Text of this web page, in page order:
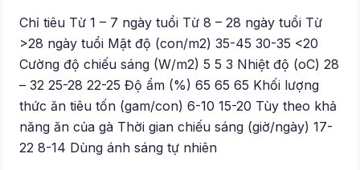
Chỉ tiêu Từ 1 – 7 ngày tuổi Từ 8 – 28 ngày tuổi Từ
>28 ngày tuổi Mật độ (con/m2) 35-45 30-35 <20
Cường độ chiếu sáng (W/m2) 5 5 3 Nhiệt độ (oC) 28
– 32 25-28 22-25 Độ ẩm (%) 65 65 65 Khối lượng
thức ăn tiêu tốn (gam/con) 6-10 15-20 Tùy theo khả
năng ăn của gà Thời gian chiếu sáng (giờ/ngày) 17-
22 8-14 Dùng ánh sáng tự nhiên